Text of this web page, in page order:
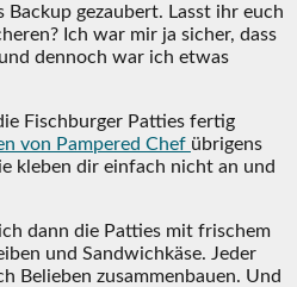
gezaubert. Lasst ihr euch
Ich war mir ja sicher, dass
dennoch war ich etwas
Fischburger Patties fertig
von Pampered Chef übrigens
kleben dir einfach nicht an und
dann die Patties mit frischem
und Sandwichkäse. Jeder
Belieben zusammenbauen. Und